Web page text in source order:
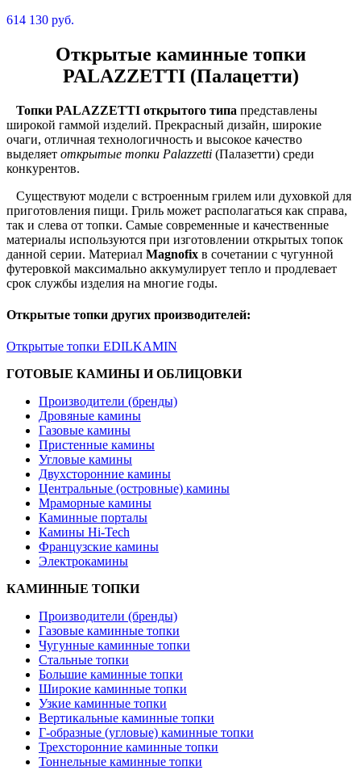
614 130 руб.
Открытые каминные топки
PALAZZETTI (Палацетти)
Топки PALAZZETTI открытого типа представлены
широкой гаммой изделий. Прекрасный дизайн, широкие
очаги, отличная технологичность и высокое качество
выделяет открытые топки Palazzetti (Палазетти) среди
конкурентов.
Существуют модели с встроенным грилем или духовкой для
приготовления пищи. Гриль может располагаться как справа,
так и слева от топки. Самые современные и качественные
материалы используются при изготовлении открытых топок
данной серии. Материал Magnofix в сочетании с чугунной
футеровкой максимально аккумулирует тепло и продлевает
срок службы изделия на многие годы.
Открытые топки других производителей:
Открытые топки EDILKAMIN
ГОТОВЫЕ КАМИНЫ И ОБЛИЦОВКИ
Производители (бренды)
Дровяные камины
Газовые камины
Пристенные камины
Угловые камины
Двухсторонние камины
Центральные (островные) камины
Мраморные камины
Каминные порталы
Камины Hi-Tech
Французские камины
Электрокамины
КАМИННЫЕ ТОПКИ
Производители (бренды)
Газовые каминные топки
Чугунные каминные топки
Стальные топки
Большие каминные топки
Широкие каминные топки
Узкие каминные топки
Вертикальные каминные топки
Г-образные (угловые) каминные топки
Трехсторонние каминные топки
Тоннельные каминные топки